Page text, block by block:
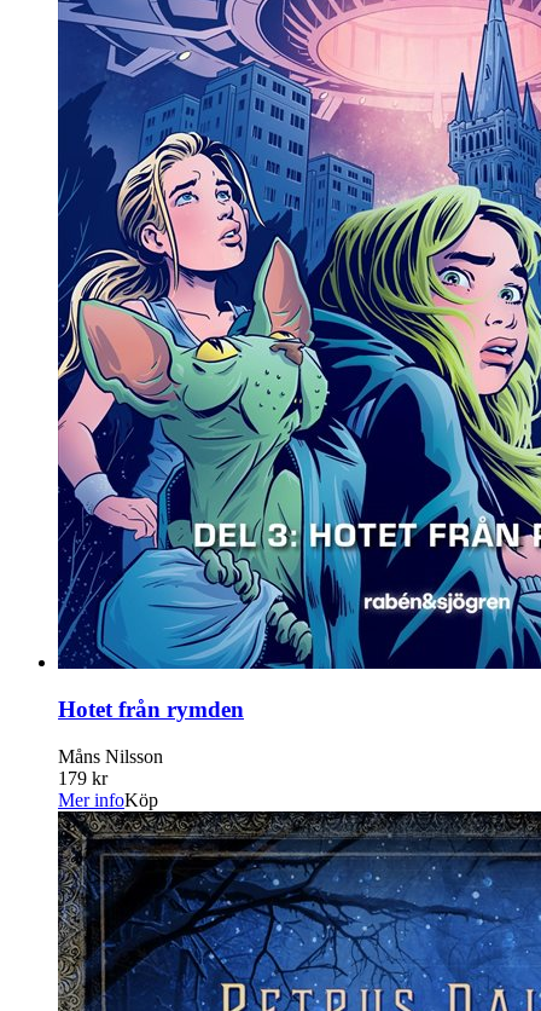
Hotet från rymden
Måns Nilsson
179 kr
Mer infoKöp